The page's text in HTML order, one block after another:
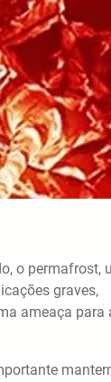
o permafrost,
graves,
ameaça para